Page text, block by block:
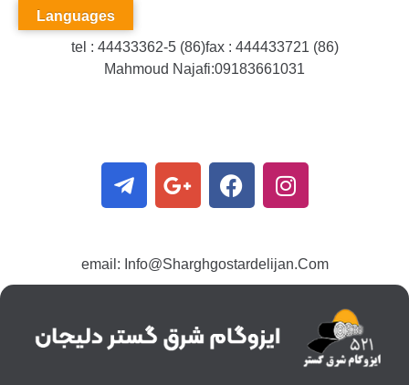
tel : 44433362-5 (86)fax : 444433721 (86)
Mahmoud Najafi:09183661031
email: Info@Sharghgostardelijan.Com
Languages